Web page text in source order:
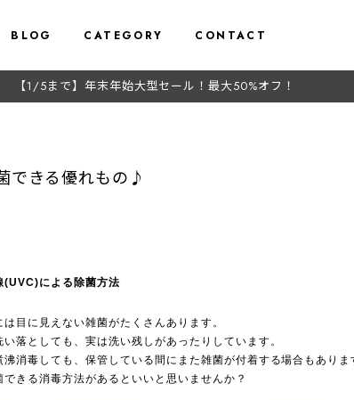
BLOG CATEGORY CONTACT
【1/5まで】年末年始大型セール！最大50%オフ！
できる優れもの♪
(UVC)による除菌方法
目に見えない雑菌がたくさんあります。
落としても、実は洗い残しがあったりしています。
消毒しても、保管している間にまた雑菌が付着する場合もあり
きる消毒方法があるといいと思いませんか？